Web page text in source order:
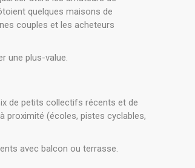
quelques maisons de
couples et les acheteurs
une plus-value.
de petits collectifs récents et de
proximité (écoles, pistes cyclables,
avec balcon ou terrasse.